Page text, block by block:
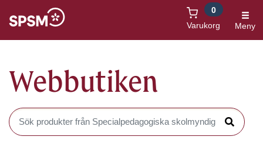
Varukorg
0
Meny
Webbutiken
Sök produkter i Webbutiken
Sök